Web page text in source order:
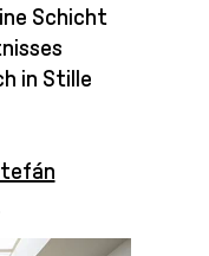
Schicht
in Stille